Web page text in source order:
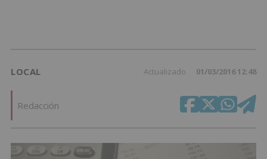
LOCAL Actualizado 01/03/2016 12:48
Redacción